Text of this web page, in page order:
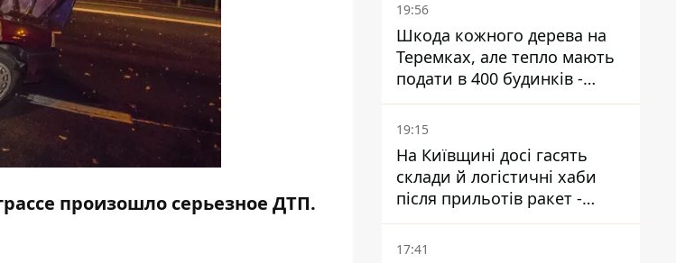
произошло серьезное ДТП.
19:56
Шкода кожного дерева на
Теремках, але тепло мають
подати в 400 будинків -
депутатка Київради
19:15
На Київщині досі гасять
склади й логістичні хаби
після прильотів ракет -
ДСНС
17:41